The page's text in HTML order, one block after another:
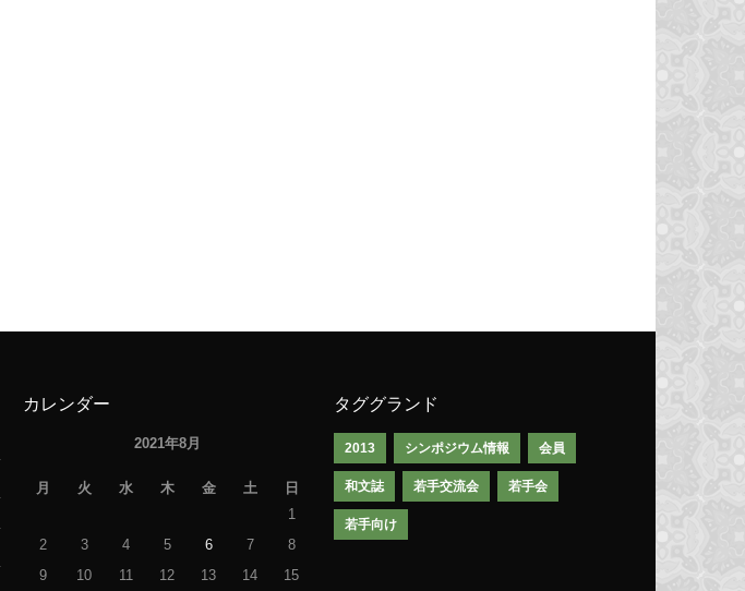
カレンダー
2021年8月
月 火 水 木 金 土
日
1
2
3 4 5 6 7
8
9
10 11 12 13 14 15
タググランド
2013 シンポジウム情報 会員
和文誌 若手交流会 若手会
若手向け